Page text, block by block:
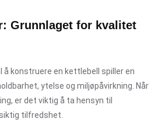
Grunnlaget for kvalitet
å konstruere en kettlebell spiller en
ytelse og miljøpåvirkning. Når
er det viktig å ta hensyn til
tilfredshet.